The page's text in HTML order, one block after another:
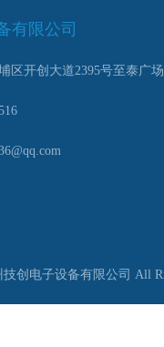
有限公司
区开创大道2395号至泰广
创电子设备有限公司 All